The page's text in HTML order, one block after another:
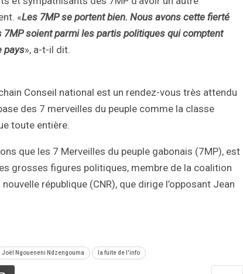
«Les 7MP se portent bien. Nous avons cette fierté
7MP soient parmi les partis politiques qui comptent
pays», a-t-il dit.
Conseil national est un rendez-vous très attendu
des 7 merveilles du peuple comme la classe
toute entière.
que les 7 Merveilles du peuple gabonais (7MP), est
grosses figures politiques, membre de la coalition
nouvelle république (CNR), que dirige l’opposant Jean
Joël Ngoueneni Ndzengouma la fuite de l'info